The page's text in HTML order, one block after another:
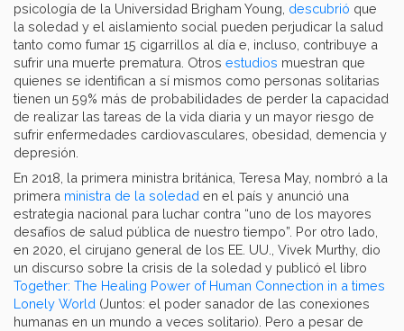
psicología de la Universidad Brigham Young, descubrió que
la soledad y el aislamiento social pueden perjudicar la salud
tanto como fumar 15 cigarrillos al día e, incluso, contribuye a
sufrir una muerte prematura. Otros estudios muestran que
quienes se identifican a sí mismos como personas solitarias
tienen un 59% más de probabilidades de perder la capacidad
de realizar las tareas de la vida diaria y un mayor riesgo de
sufrir enfermedades cardiovasculares, obesidad, demencia y
depresión.
En 2018, la primera ministra británica, Teresa May, nombró a la
primera ministra de la soledad en el país y anunció una
estrategia nacional para luchar contra “uno de los mayores
desafíos de salud pública de nuestro tiempo”. Por otro lado,
en 2020, el cirujano general de los EE. UU., Vivek Murthy, dio
un discurso sobre la crisis de la soledad y publicó el libro
Together: The Healing Power of Human Connection in a times
Lonely World (Juntos: el poder sanador de las conexiones
humanas en un mundo a veces solitario). Pero a pesar de